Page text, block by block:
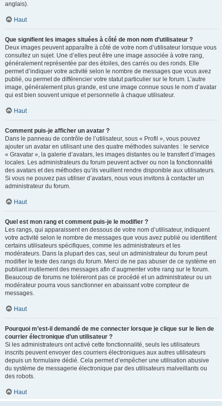
anglais).
Haut
Que signifient les images situées à côté de mon nom d’utilisateur ?
Deux images peuvent apparaître à côté de votre nom d’utilisateur lorsque vous
consultez un sujet. Une d’elles peut être une image associée à votre rang,
généralement représentée par des étoiles, des carrés ou des ronds. Elle
permet d’indiquer votre activité selon le nombre de messages que vous avez
publié, ou permet de différencier votre statut particulier sur le forum. L’autre
image, généralement plus grande, est une image connue sous le nom d’avatar
qui est bien souvent unique et personnelle à chaque utilisateur.
Haut
Comment puis-je afficher un avatar ?
Dans le panneau de contrôle de l’utilisateur, sous « Profil », vous pouvez
ajouter un avatar en utilisant une des quatre méthodes suivantes : le service
« Gravatar », la galerie d’avatars, les images distantes ou le transfert d’images
locales. Les administrateurs du forum peuvent activer ou non la fonctionnalité
des avatars et des méthodes qu’ils veuillent rendre disponible aux utilisateurs.
Si vous ne pouvez pas utiliser d’avatars, nous vous invitons à contacter un
administrateur du forum.
Haut
Quel est mon rang et comment puis-je le modifier ?
Les rangs, qui apparaissent en dessous de votre nom d’utilisateur, indiquent
votre activité selon le nombre de messages que vous avez publié ou identifient
certains utilisateurs spécifiques, comme les administrateurs et les
modérateurs. Dans la plupart des cas, seul un administrateur du forum peut
modifier le texte des rangs du forum. Merci de ne pas abuser de ce système en
publiant inutilement des messages afin d’augmenter votre rang sur le forum.
Beaucoup de forums ne toléreront pas ce procédé et un administrateur ou un
modérateur pourra vous sanctionner en abaissant votre compteur de
messages.
Haut
Pourquoi m’est-il demandé de me connecter lorsque je clique sur le lien de
courrier électronique d’un utilisateur ?
Si les administrateurs ont activé cette fonctionnalité, seuls les utilisateurs
inscrits peuvent envoyer des courriers électroniques aux autres utilisateurs
depuis un formulaire dédié. Cela permet d’empêcher une utilisation abusive
du système de messagerie électronique par des utilisateurs malveillants ou
des robots.
Haut